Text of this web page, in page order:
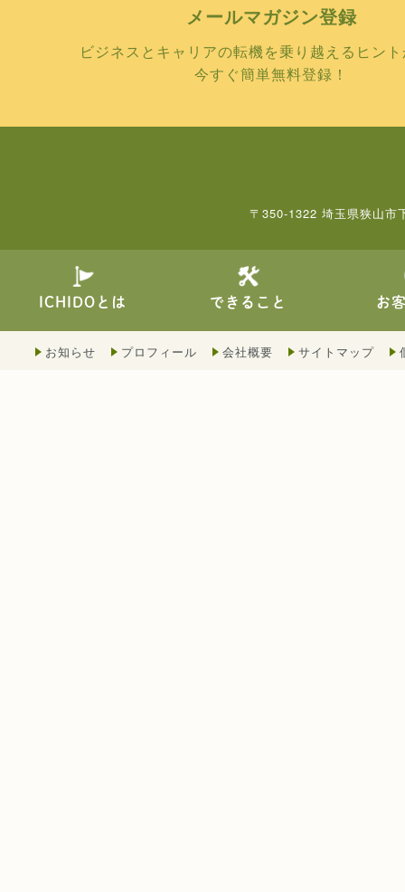
メールマガジン登録
ビジネスとキャリアの転機を乗り越えるヒン
今すぐ簡単無料登録！
〒350-1322 埼玉県狭山市
ICHIDOとは できること お
お知らせ プロフィール 会社概要 サイトマップ